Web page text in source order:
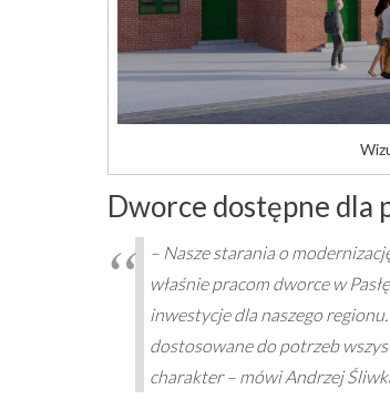
Dworce dostępne dla
– Nasze starania o
właśnie pracom dworce w
inwestycje dla naszego
dostosowane do potrzeb
charakter – mówi Andrzej